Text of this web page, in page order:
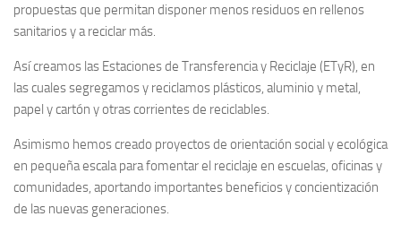
propuestas que permitan disponer menos residuos en rellenos
sanitarios y a reciclar más.
Así creamos las Estaciones de Transferencia y Reciclaje (ETyR), en
las cuales segregamos y reciclamos plásticos, aluminio y metal,
papel y cartón y otras corrientes de reciclables.
Asimismo hemos creado proyectos de orientación social y ecológica
en pequeña escala para fomentar el reciclaje en escuelas, oficinas y
comunidades, aportando importantes beneficios y concientización
de las nuevas generaciones.